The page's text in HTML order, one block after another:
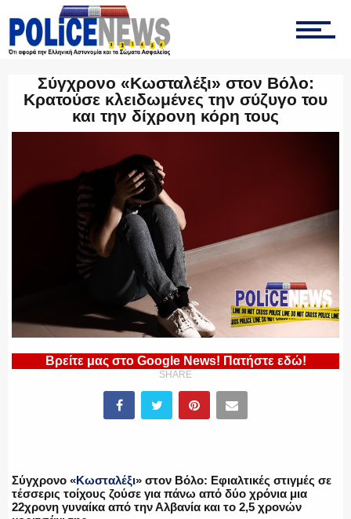
Σύγχρονο «Κωσταλέξι» στον Βόλο:
Κρατούσε κλειδωμένες την σύζυγο του
και την δίχρονη κόρη τους
Βρείτε μας στο Google News! Πατήστε εδώ!
SHARE
Σύγχρονο «Κωσταλέξι» στον Βόλο: Εφιαλτικές στιγμές σε
τέσσερις τοίχους ζούσε για πάνω από δύο χρόνια μια
22χρονη γυναίκα από την Αλβανία και το 2,5 χρονών